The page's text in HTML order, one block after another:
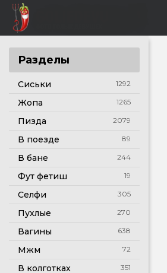
Разделы
Сиськи 1292
Жопа 1265
Пизда 2079
В поезде 89
В бане 244
Фут фетиш 19
Селфи 305
Пухлые 270
Вагины 638
Мжм 72
В колготках 351